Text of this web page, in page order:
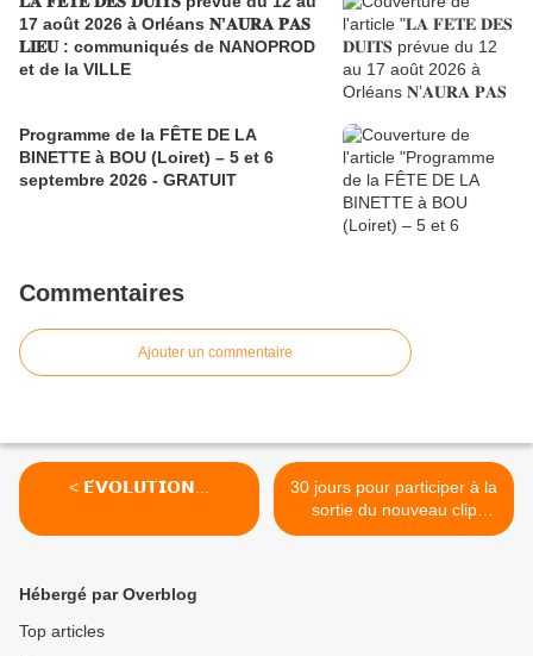
17 août 2026 à Orléans 𝐍’𝐀𝐔𝐑𝐀 𝐏𝐀𝐒
𝐋𝐈𝐄𝐔 : communiqués de NANOPROD
et de la VILLE
Programme de la FÊTE DE LA
BINETTE à BOU (Loiret) – 5 et 6
septembre 2026 - GRATUIT
Commentaires
Ajouter un commentaire
< 𝗘́𝗩𝗢𝗟𝗨𝗧𝗜𝗢𝗡...
30 jours pour participer à la
sortie du nouveau clip
d'Ivaanyh via Kiss Kiss
Hébergé par Overblog
Top articles